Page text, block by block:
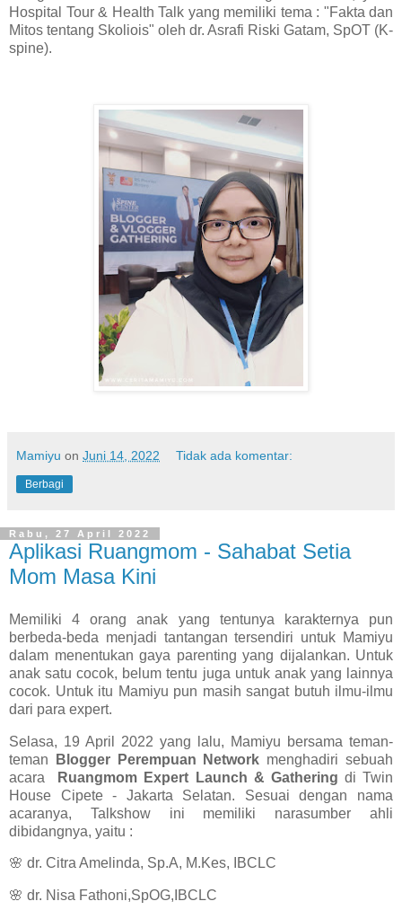
Hospital Tour & Health Talk yang memiliki tema : "Fakta dan
Mitos tentang Skoliois" oleh dr. Asrafi Riski Gatam, SpOT (K-
spine).
Mamiyu on Juni 14, 2022 Tidak ada komentar:
Berbagi
Rabu, 27 April 2022
Aplikasi Ruangmom - Sahabat Setia
Mom Masa Kini
Memiliki 4 orang anak yang tentunya karakternya pun
berbeda-beda menjadi tantangan tersendiri untuk Mamiyu
dalam menentukan gaya parenting yang dijalankan. Untuk
anak satu cocok, belum tentu juga untuk anak yang lainnya
cocok. Untuk itu Mamiyu pun masih sangat butuh ilmu-ilmu
dari para expert.
Selasa, 19 April 2022 yang lalu, Mamiyu bersama teman-
teman
Blogger Perempuan Network menghadiri sebuah
acara
Ruangmom Expert Launch & Gathering di Twin
House Cipete - Jakarta Selatan. Sesuai dengan nama
acaranya, Talkshow ini memiliki narasumber ahli
dibidangnya, yaitu :
🌸 dr. Citra Amelinda, Sp.A, M.Kes, IBCLC
🌸 dr. Nisa Fathoni,SpOG,IBCLC